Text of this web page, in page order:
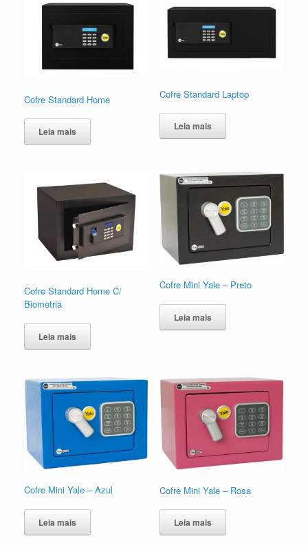
Cofre Standard Home
Leia mais
Cofre Standard Laptop
Leia mais
Cofre Standard Home C/
Biometria
Leia mais
Cofre Mini Yale – Preto
Leia mais
Cofre Mini Yale – Azul
Leia mais
Cofre Mini Yale – Rosa
Leia mais